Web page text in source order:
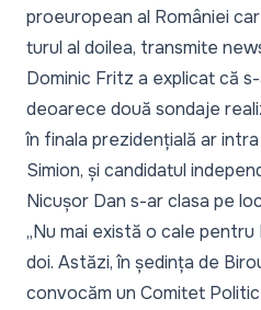
proeuropean al României
turul al doilea, transmite
Dominic Fritz a explicat că
deoarece două sondaje
în finala prezidențială ar
Simion, și candidatul
Nicușor Dan s-ar clasa pe
„Nu mai există o cale
doi. Astăzi, în ședința de
convocăm un Comitet